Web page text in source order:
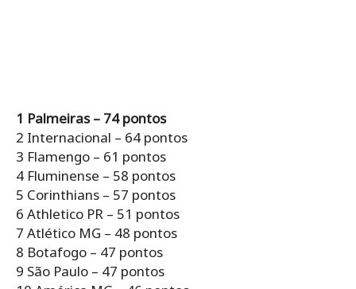
1 Palmeiras – 74 pontos
2 Internacional – 64 pontos
3 Flamengo – 61 pontos
4 Fluminense – 58 pontos
5 Corinthians – 57 pontos
6 Athletico PR – 51 pontos
7 Atlético MG – 48 pontos
8 Botafogo – 47 pontos
9 São Paulo – 47 pontos